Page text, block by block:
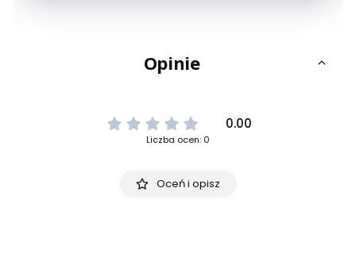
Opinie
0.00
Liczba ocen: 0
Oceń i opisz